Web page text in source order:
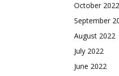
October 2022
September
August 2022
July 2022
June 2022